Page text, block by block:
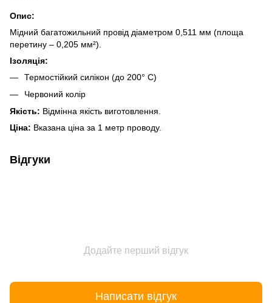
Опис:
Мідний багатожильний провід діаметром 0,511 мм (площа
перетину – 0,205 мм²).
Ізоляція:
Термостійкий силікон (до 200° C)
Червоний колір
Якість: Відмінна якість виготовлення.
Ціна: Вказана ціна за 1 метр проводу.
Відгуки
Додайте перший відгук
Написати відгук